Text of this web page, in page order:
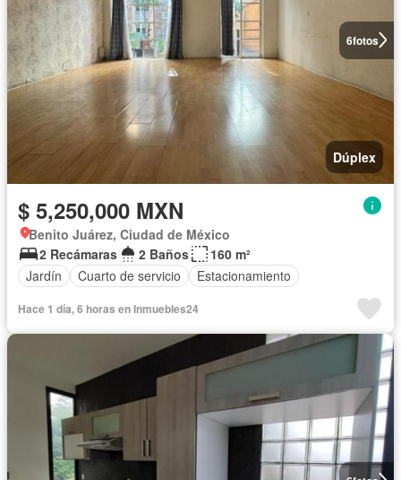
6fotos
Dúplex
$ 5,250,000 MXN
Benito Juárez, Ciudad de México
2 Recámaras
2 Baños
160 m²
Jardín
Cuarto de servicio Estacionamiento
Hace 1 día, 6 horas en Inmuebles24